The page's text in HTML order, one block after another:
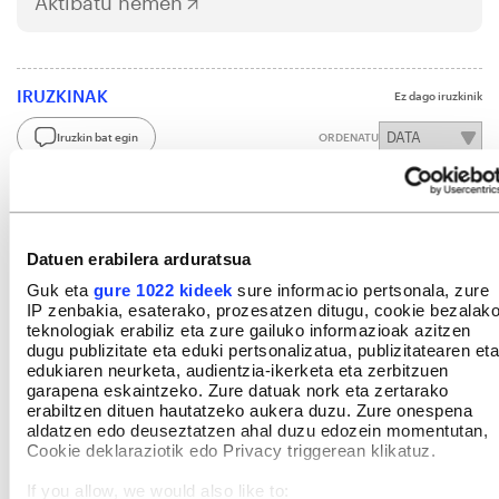
Datuen erabilera arduratsua
Guk eta gure 1022 kideek sure informacio pertsonala, zure
IP zenbakia, esaterako, prozesatzen ditugu, cookie bezalako
teknologiak erabiliz eta zure gailuko informazioak azitzen
dugu publizitate eta eduki pertsonalizatua, publizitatearen eta
edukiaren neurketa, audientzia-ikerketa eta zerbitzuen
garapena eskaintzeko. Zure datuak nork eta zertarako
erabiltzen dituen hautatzeko aukera duzu. Zure onespena
aldatzen edo deuseztatzen ahal duzu edozein momentutan,
Cookie deklaraziotik edo Privacy triggerean klikatuz.
If you allow, we would also like to:
IRUZKINAK Ez dago iruzkinik
Iruzkin bat egin ORDENATU